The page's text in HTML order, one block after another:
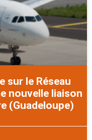
sur le Réseau
nouvelle liaison
(Guadeloupe)